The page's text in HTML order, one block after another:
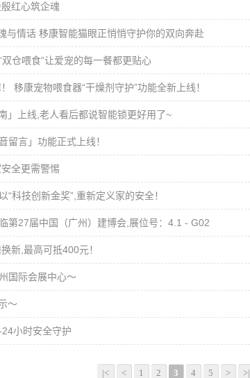
红心筑企魂
与情话 移康智能猫眼正悄悄守护你的双向奔赴
仓喂食”让爱宠的每一餐都更贴心
移康宠物喂食器“干燥剂守护”功能全新上线！
」上线,老人看后都说智能锁更好用了~
留言」功能正式上线！
全更需警惕
“科技创新金奖”,重新定义家的安全！
第27届中国（广州）建博会,展位号：4.1 - G02
新,最高可抵400元！
国际会展中心～
～
小时安全守护
|< < 1 2 3 4 5 > >|